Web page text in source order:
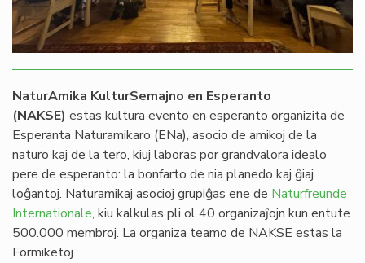
NaturAmika KulturSemajno en Esperanto
(NAKSE) estas kultura evento en esperanto organizita de
Esperanta Naturamikaro (ENa), asocio de amikoj de la
naturo kaj de la tero, kiuj laboras por grandvalora idealo
pere de esperanto: la bonfarto de nia planedo kaj ĝiaj
loĝantoj. Naturamikaj asocioj grupiĝas ene de Naturfreunde
Internationale, kiu kalkulas pli ol 40 organizaĵojn kun entute
500.000 membroj. La organiza teamo de NAKSE estas la
Formiketoj.